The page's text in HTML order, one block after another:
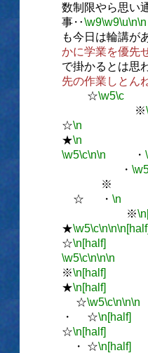
数制限やら思い
事‥\w9\w9\u\n\n
も今日は輪講が
かに学業を優先
で掛かるとは思
先の作業しとん
☆\w5\c
※
☆\n
★\n
\w5\c\n\n ・
・
※
☆ ・ \n
※
★\w5\c\n\n\n[half]
☆\n[half]
\w5\c\n\n\n
※\n[half]
★\n[half]
☆\w5\c\n\n\n
・ ☆\n[half]
☆\n[half]
・ ☆\n[half]